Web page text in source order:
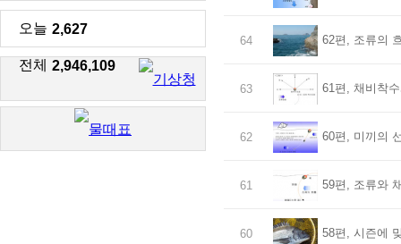
오늘 2,627
전체 2,946,109
64 62편, 조류의
63 61편, 채비착
62 60편, 미끼의
61 59편, 조류와
60 58편, 시즌에